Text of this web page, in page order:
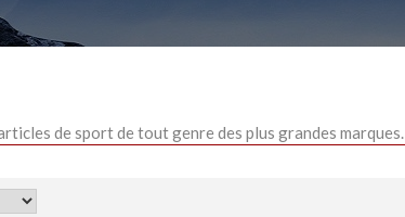
de sport de tout genre des plus grandes marques.